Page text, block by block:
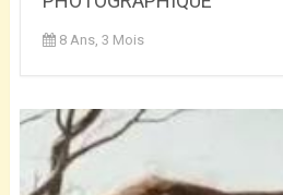
8 Ans, 3 Mois